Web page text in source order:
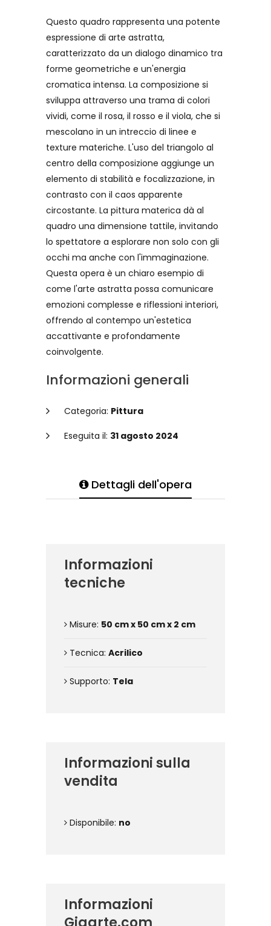
Questo quadro rappresenta una potente
espressione di arte astratta,
caratterizzato da un dialogo dinamico tra
forme geometriche e un'energia
cromatica intensa. La composizione si
sviluppa attraverso una trama di colori
vividi, come il rosa, il rosso e il viola, che si
mescolano in un intreccio di linee e
texture materiche. L'uso del triangolo al
centro della composizione aggiunge un
elemento di stabilità e focalizzazione, in
contrasto con il caos apparente
circostante. La pittura materica dà al
quadro una dimensione tattile, invitando
lo spettatore a esplorare non solo con gli
occhi ma anche con l'immaginazione.
Questa opera è un chiaro esempio di
come l'arte astratta possa comunicare
emozioni complesse e riflessioni interiori,
offrendo al contempo un'estetica
accattivante e profondamente
coinvolgente.
Informazioni generali
Categoria: Pittura
Eseguita il: 31 agosto 2024
Dettagli dell'opera
Informazioni
tecniche
Misure: 50 cm x 50 cm x 2 cm
Tecnica: Acrilico
Supporto: Tela
Informazioni sulla
vendita
Disponibile: no
Informazioni